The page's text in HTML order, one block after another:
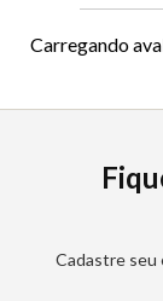
Carregando
Cadastre seu